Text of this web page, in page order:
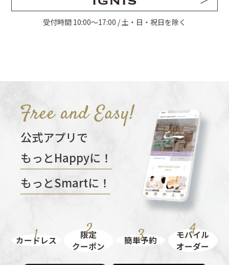
受付時間 10:00〜17:00 / 土・日・祝日を除く
公式アプリで
もっとHappyに！
もっとSmartに！
カードレス
限定
クーポン
簡単予約
モバイル
オーダー